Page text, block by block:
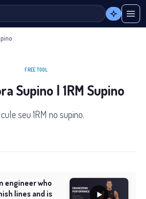
FREE TOOL
Supino | 1RM Supino
seu 1RM no supino.
engineer who
lines and is